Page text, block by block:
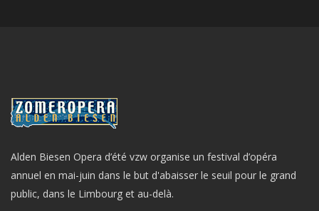
Alden Biesen Opera d’été vzw organise un festival d’opéra
annuel en mai-juin dans le but d'abaisser le seuil pour le grand
public, dans le Limbourg et au-delà.